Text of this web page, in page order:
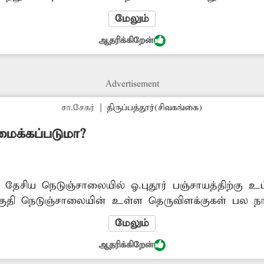
தெரிகின்றன. ஆபத்தான இந்த
ஓட்டிகள் அச்சத்துடனேயே செல்கின்றனர். இதனால்
ஏதும் ஏற்படும் முன்பாக சேதமடைந்த
வேண்டும்.
மேலும்
ஆதரிக்கிறேன்
Advertisement
சா.சேகர் |திருப்பத்தூர்(சிவகங்கை)
தேசிய நெடுஞ்சாலையில் ஓ.புதூர்
நெடுஞ்சாலையின் உள்ள தெருவிளக்குகள் பல
இரவு நேரங்களில் இருள்சூழ்ந்து
விபத்தில் சிக்கும் அபாயம் உள்ளது. எனவே
சீரமைக்க வேண்டும்.
மேலும்
ஆதரிக்கிறேன்